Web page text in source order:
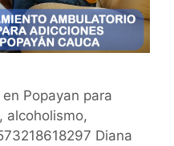
Popayan para
alcoholismo,
Diana